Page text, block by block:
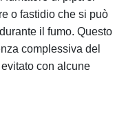
o fastidio che si può
il fumo. Questo
complessiva del
con alcune